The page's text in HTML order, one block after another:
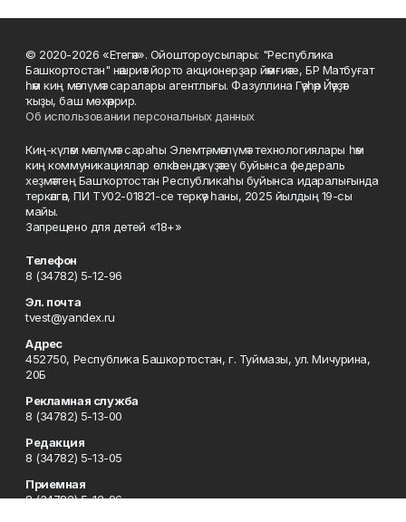
© 2020-2026 «Етегән». Ойоштороусылары: "Республика
Башкортостан" нәшриәт йорто акционерҙар йәмғиәте, БР Матбуғат
һәм киң мәғлүмәт саралары агентлығы. Фазуллина Гәүһәр Йәүҙәт
ҡыҙы, баш мөхәррир.
Об использовании персональных данных
Киң-күләм мәғлүмәт сараһы Элемтә, мәғлүмәт технологиялары һәм
киң коммуникациялар өлкәһендә күҙәтеү буйынса федераль
хеҙмәттең Башҡортостан Республикаһы буйынса идаралығында
теркәлгән, ПИ ТУ02-01821-се теркәү һаны, 2025 йылдың 19-сы
майы.
Запрещено для детей «18+»
Телефон
8 (34782) 5-12-96
Эл. почта
tvest@yandex.ru
Адрес
452750, Республика Башкортостан, г. Туймазы, ул. Мичурина,
20Б
Рекламная служба
8 (34782) 5-13-00
Редакция
8 (34782) 5-13-05
Приемная
8 (34782) 5-12-96